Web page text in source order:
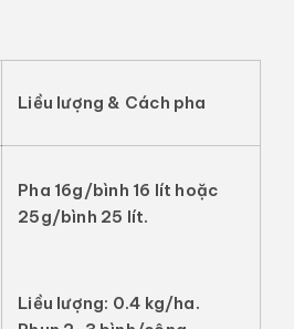
Liều lượng & Cách pha
Pha 16g/bình 16 lít hoặc
25g/bình 25 lít.
Liều lượng: 0.4 kg/ha.